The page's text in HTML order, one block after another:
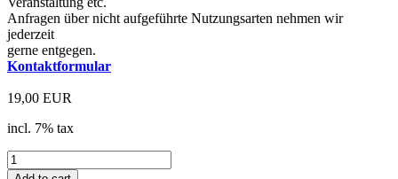
Anfragen über nicht aufgeführte Nutzungsarten nehmen wir
jederzeit
gerne entgegen.
Kontaktformular
19,00 EUR
incl. 7% tax